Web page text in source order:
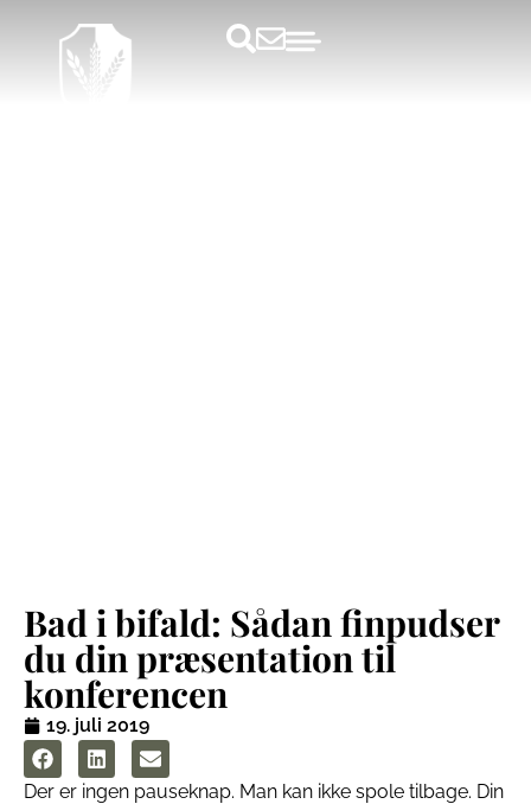
Bad i bifald: Sådan finpudser
du din præsentation til
konferencen
19. juli 2019
Der er ingen pauseknap. Man kan ikke spole tilbage. Din